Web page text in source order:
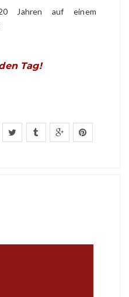
Jahren auf einem
Tag!